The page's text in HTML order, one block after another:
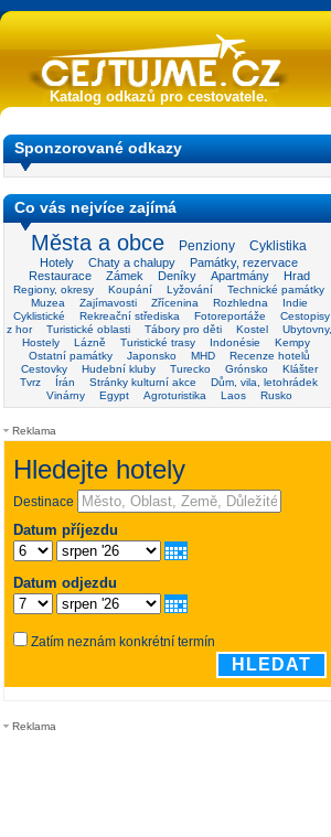
Katalog odkazů pro cestovatele.
Sponzorované odkazy
Co vás nejvíce zajímá
Města a obce Penziony Cyklistika
Hotely Chaty a chalupy
Památky, rezervace
Restaurace
Zámek Deníky Apartmány Hrad
Regiony, okresy Koupání Lyžování
Technické památky
Muzea
Zajímavosti Zřícenina Rozhledna
Indie
Cyklistické
Rekreační střediska Fotoreportáže
Cestopisy
z hor
Turistické oblasti Tábory pro děti Kostel
Ubytovny,
Hostely
Lázně Turistické trasy Indonésie
Kempy
Ostatní památky
Japonsko MHD
Recenze hotelů
Cestovky
Hudební kluby Turecko Grónsko
Klášter
Tvrz
Írán Stránky kulturní akce
Dům, vila, letohrádek
Vinárny
Egypt Agroturistika Laos Rusko
Reklama
Reklama